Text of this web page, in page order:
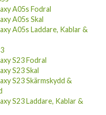
A05s Fodral
A05s Skal
A05s Laddare, Kablar &
S23 Fodral
S23 Skal
S23 Skärmskydd &
S23 Laddare, Kablar &